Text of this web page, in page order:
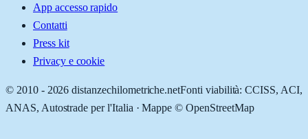
App accesso rapido
Contatti
Press kit
Privacy e cookie
© 2010 - 2026 distanzechilometriche.netFonti viabilità: CCISS, ACI,
ANAS, Autostrade per l'Italia · Mappe © OpenStreetMap